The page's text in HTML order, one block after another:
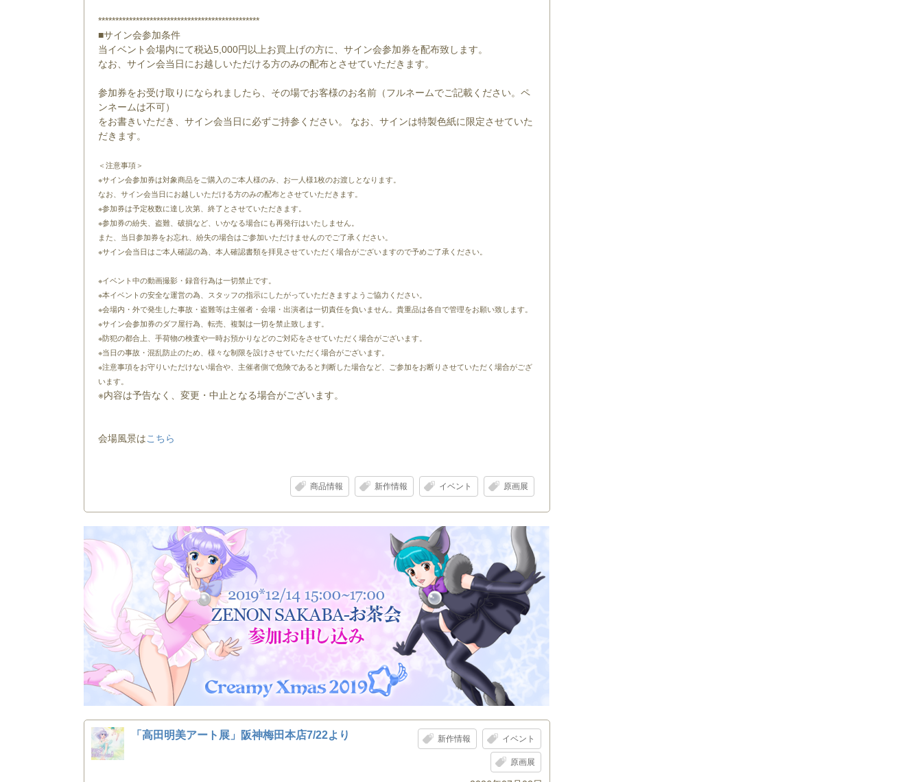
***********************************************
■サイン会参加条件
当イベント会場内にて税込5,000円以上お買上げの方に、サイン会参加券を配布致します。
なお、サイン会当日にお越しいただける方のみの配布とさせていただきます。
参加券をお受け取りになられましたら、その場でお客様のお名前（フルネームでご記載ください。ペ
ンネームは不可）
をお書きいただき、サイン会当日に必ずご持参ください。 なお、サインは特製色紙に限定させていた
だきます。
＜注意事項＞
※サイン会参加券は対象商品をご購入のご本人様のみ、お一人様1枚のお渡しとなります。
なお、サイン会当日にお越しいただける方のみの配布とさせていただきます。
※参加券は予定枚数に達し次第、終了とさせていただきます。
※参加券の紛失、盗難、破損など、いかなる場合にも再発行はいたしません。
また、当日参加券をお忘れ、紛失の場合はご参加いただけませんのでご了承ください。
※サイン会当日はご本人確認の為、本人確認書類を拝見させていただく場合がございますので予めご了承ください。
※イベント中の動画撮影・録音行為は一切禁止です。
※本イベントの安全な運営の為、スタッフの指示にしたがっていただきますようご協力ください。
※会場内・外で発生した事故・盗難等は主催者・会場・出演者は一切責任を負いません。貴重品は各自で管理をお願い致します。
※サイン会参加券のダフ屋行為、転売、複製は一切を禁止致します。
※防犯の都合上、手荷物の検査や一時お預かりなどのご対応をさせていただく場合がございます。
※当日の事故・混乱防止のため、様々な制限を設けさせていただく場合がございます。
※注意事項をお守りいただけない場合や、主催者側で危険であると判断した場合など、ご参加をお断りさせていただく場合がござ
います。
※内容は予告なく、変更・中止となる場合がございます。
会場風景はこちら
商品情報 新作情報 イベント 原画展
「高田明美アート展」阪神梅田本店7/22より 新作情報 イベント
原画展